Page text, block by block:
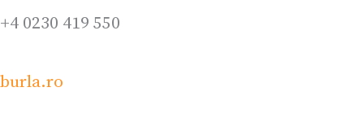
+4 0230 419 550
burla.ro